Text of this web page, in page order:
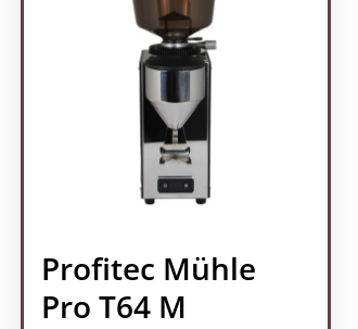
Profitec Mühle
Pro T64 M